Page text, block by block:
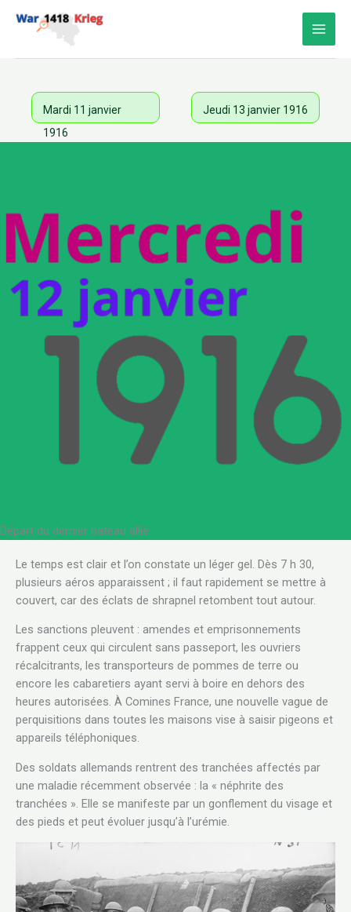
Mardi 11 janvier
1916
Jeudi 13 janvier 1916
Départ du dernier bateau allié
Le temps est clair et l’on constate un léger gel. Dès 7 h 30,
plusieurs aéros apparaissent ; il faut rapidement se mettre à
couvert, car des éclats de shrapnel retombent tout autour.
Les sanctions pleuvent : amendes et emprisonnements
frappent ceux qui circulent sans passeport, les ouvriers
récalcitrants, les transporteurs de pommes de terre ou
encore les cabaretiers ayant servi à boire en dehors des
heures autorisées. À Comines France, une nouvelle vague de
perquisitions dans toutes les maisons vise à saisir pigeons et
appareils téléphoniques.
Des soldats allemands rentrent des tranchées affectés par
une maladie récemment observée : la « néphrite des
tranchées ». Elle se manifeste par un gonflement du visage et
des pieds et peut évoluer jusqu’à l’urémie.